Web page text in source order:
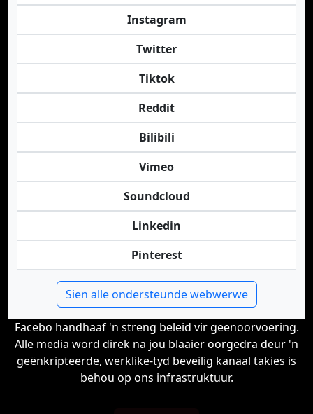
Instagram
Twitter
Tiktok
Reddit
Bilibili
Vimeo
Soundcloud
Linkedin
Pinterest
Sien alle ondersteunde webwerwe
Facebo handhaaf 'n streng beleid vir geenoorvoering.
Alle media word direk na jou blaaier oorgedra deur 'n
geënkripteerde, werklike-tyd beveilig kanaal takies is
behou op ons infrastruktuur.